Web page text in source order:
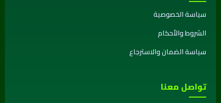
سياسة الخصوصية
الشروط والأحكام
سياسة الضمان والاسترجاع
تواصل معنا